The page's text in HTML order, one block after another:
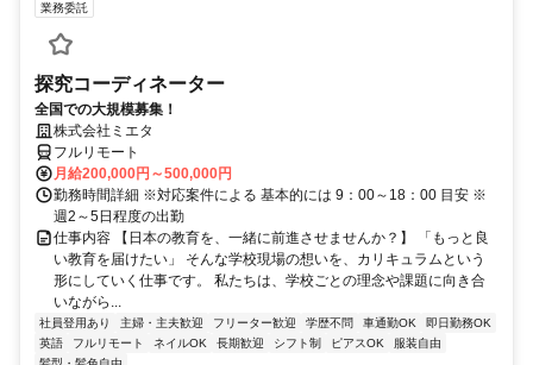
業務委託
探究コーディネーター
全国での大規模募集！
株式会社ミエタ
フルリモート
月給200,000円～500,000円
勤務時間詳細 ※対応案件による 基本的には 9：00～18：00 目安 ※
週2～5日程度の出勤
仕事内容 【日本の教育を、一緒に前進させませんか？】 「もっと良
い教育を届けたい」 そんな学校現場の想いを、カリキュラムという
形にしていく仕事です。 私たちは、学校ごとの理念や課題に向き合
いながら...
社員登用あり 主婦・主夫歓迎 フリーター歓迎 学歴不問 車通勤OK
即日勤務OK
英語
フルリモート ネイルOK 長期歓迎 シフト制 ピアスOK
服装自由